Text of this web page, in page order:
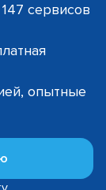
сервисов
опытные